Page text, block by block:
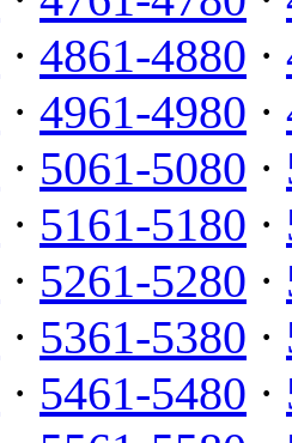
· 4861-4880 ·
· 4961-4980 ·
· 5061-5080 ·
· 5161-5180 ·
· 5261-5280 ·
· 5361-5380 ·
· 5461-5480 ·